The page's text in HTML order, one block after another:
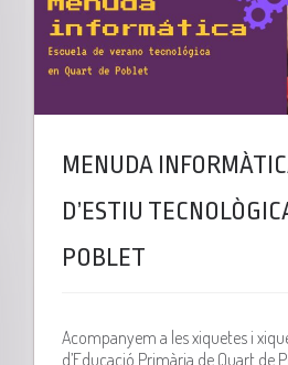
MENUDA
D’ESTIU
POBLET
Acompanyem a les xiquetes i
d’Educació Primària de Quart de